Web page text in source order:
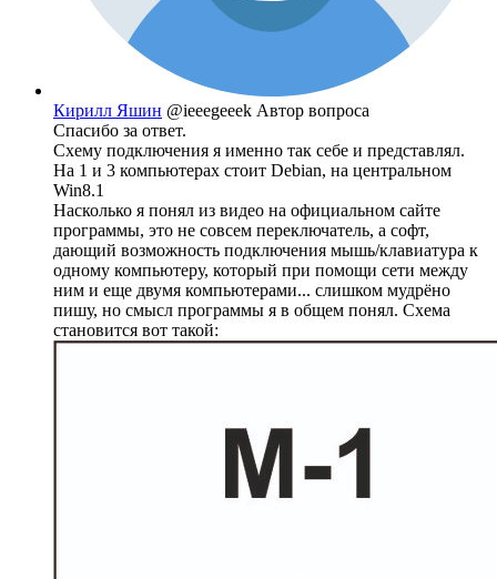
Кирилл Яшин @ieeegeeek Автор вопроса
Спасибо за ответ.
Схему подключения я именно так себе и представлял.
На 1 и 3 компьютерах стоит Debian, на центральном
Win8.1
Насколько я понял из видео на официальном сайте
программы, это не совсем переключатель, а софт,
дающий возможность подключения мышь/клавиатура к
одному компьютеру, который при помощи сети между
ним и еще двумя компьютерами... слишком мудрёно
пишу, но смысл программы я в общем понял. Схема
становится вот такой: